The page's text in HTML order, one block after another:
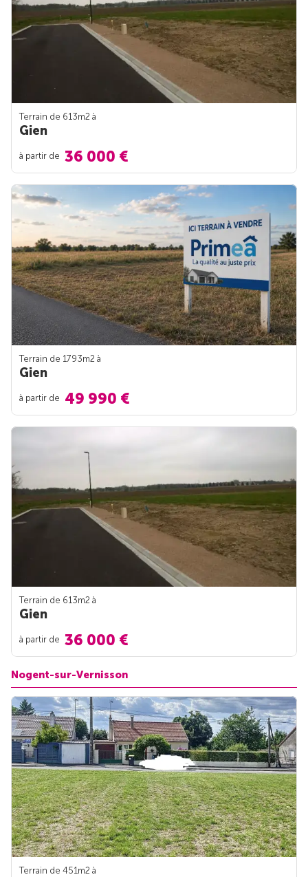
Terrain de 613m2 à
Gien
à partir de 36 000 €
Terrain de 1793m2 à
Gien
à partir de 49 990 €
Terrain de 613m2 à
Gien
à partir de 36 000 €
Nogent-sur-Vernisson
Terrain de 451m2 à